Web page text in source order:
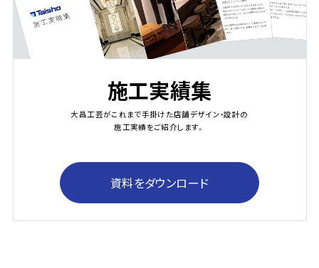
施工実績集
大昌工芸がこれまで手掛けた店舗デザイン・設計の
施工実績をご紹介します。
資料をダウンロード